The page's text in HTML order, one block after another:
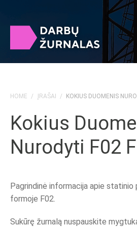
HOME / ĮRAŠAI / KOKIUS DUOMENIS
Kokius
Nurodyti F02
Pagrindinė informacija apie statinio
formoje F02.
Sukūrę žurnalą nuspauskite